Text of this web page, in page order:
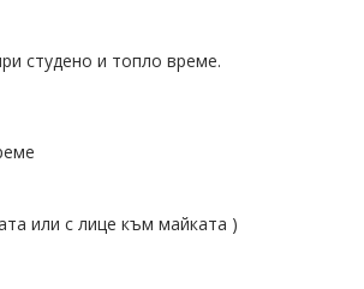
студено и топло време.
или с лице към майката )